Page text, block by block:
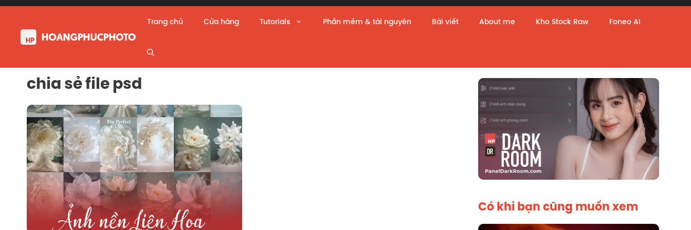
Skip
content
Trang chủ Cửa hàng Tutorials Phần mềm & tài nguyên Bài viết About me Kho Stock Raw Foneo AI
chia sẻ file psd
Có khi bạn cũng muốn xem